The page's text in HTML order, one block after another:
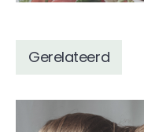
Gerelateerd